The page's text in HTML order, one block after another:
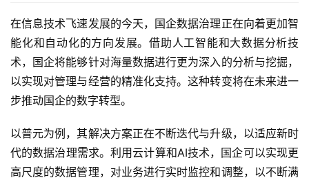
在信息技术飞速发展的今天，国企数据治理正在向着更加智
能化和自动化的方向发展。借助人工智能和大数据分析技
术，国企将能够针对海量数据进行更为深入的分析与挖掘，
以实现对管理与经营的精准化支持。这种转变将在未来进一
步推动国企的数字转型。
以普元为例，其解决方案正在不断迭代与升级，以适应新时
代的数据治理需求。利用云计算和AI技术，国企可以实现更
高尺度的数据管理，对业务进行实时监控和调整，以不断满